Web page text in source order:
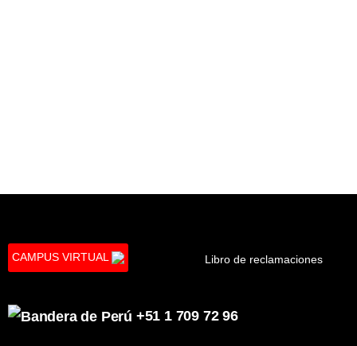
CAMPUS VIRTUAL Libro de reclamaciones
+51 1 709 72 96